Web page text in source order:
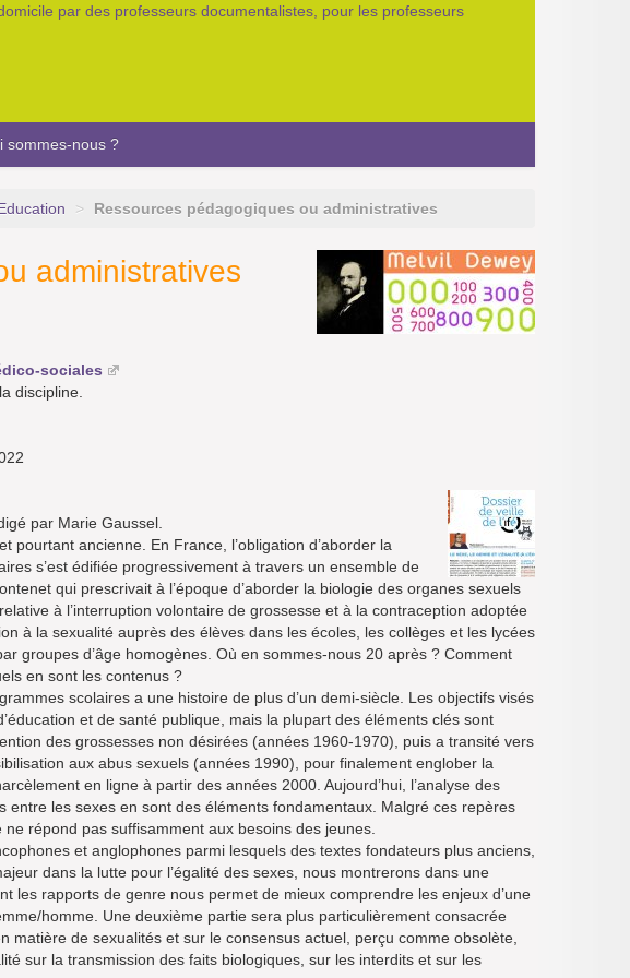
par des professeurs documentalistes, pour les professeurs
sommes-nous ?
> Ressources pédagogiques ou administratives
administratives
sociales
discipline.
par Marie Gaussel.
pourtant ancienne. En France, l’obligation d’aborder la
s’est édifiée progressivement à travers un ensemble de
qui prescrivait à l’époque d’aborder la biologie des organes sexuels
à l’interruption volontaire de grossesse et à la contraception adoptée
à la sexualité auprès des élèves dans les écoles, les collèges et les lycées
groupes d’âge homogènes. Où en sommes-nous 20 après ? Comment
en sont les contenus ?
scolaires a une histoire de plus d’un demi-siècle. Les objectifs visés
et de santé publique, mais la plupart des éléments clés sont
des grossesses non désirées (années 1960-1970), puis a transité vers
aux abus sexuels (années 1990), pour finalement englober la
en ligne à partir des années 2000. Aujourd’hui, l’analyse des
entre les sexes en sont des éléments fondamentaux. Malgré ces repères
répond pas suffisamment aux besoins des jeunes.
et anglophones parmi lesquels des textes fondateurs plus anciens,
dans la lutte pour l’égalité des sexes, nous montrerons dans une
les rapports de genre nous permet de mieux comprendre les enjeux d’une
homme. Une deuxième partie sera plus particulièrement consacrée
matière de sexualités et sur le consensus actuel, perçu comme obsolète,
sur la transmission des faits biologiques, sur les interdits et sur les